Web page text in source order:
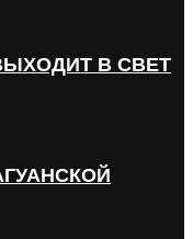
ВЫХОДИТ В СВЕТ